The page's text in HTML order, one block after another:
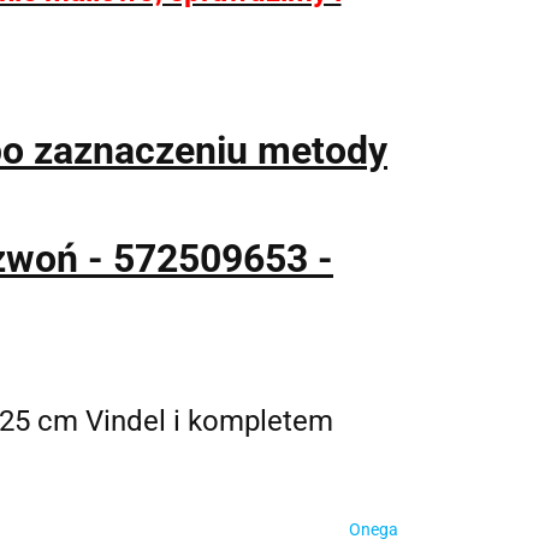
zaznaczeniu metody
- 572509653 -
cm Vindel i kompletem
Onega